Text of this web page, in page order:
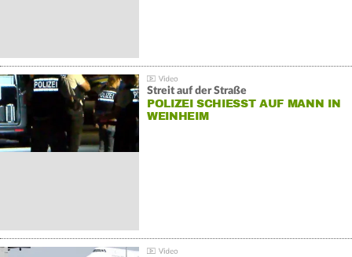
Streit auf der Straße
POLIZEI SCHIESST AUF MANN IN W
EINHEIM